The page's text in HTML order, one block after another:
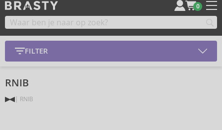
0
FILTER
RNIB
RNIB